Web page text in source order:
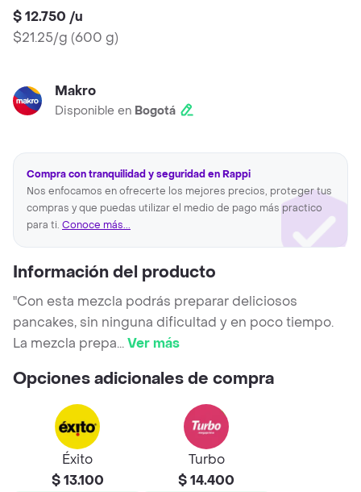
$ 12.750 /u
$21.25/g (600 g)
Makro
Disponible en Bogotá
Compra con tranquilidad y seguridad en Rappi
Nos enfocamos en ofrecerte los mejores precios, proteger tus
compras y que puedas utilizar el medio de pago más practico
para ti. Conoce más...
Información del producto
"Con esta mezcla podrás preparar deliciosos
pancakes, sin ninguna dificultad y en poco tiempo.
La mezcla prepa...Ver más
Opciones adicionales de compra
Éxito
$ 13.100
Turbo
$ 14.400